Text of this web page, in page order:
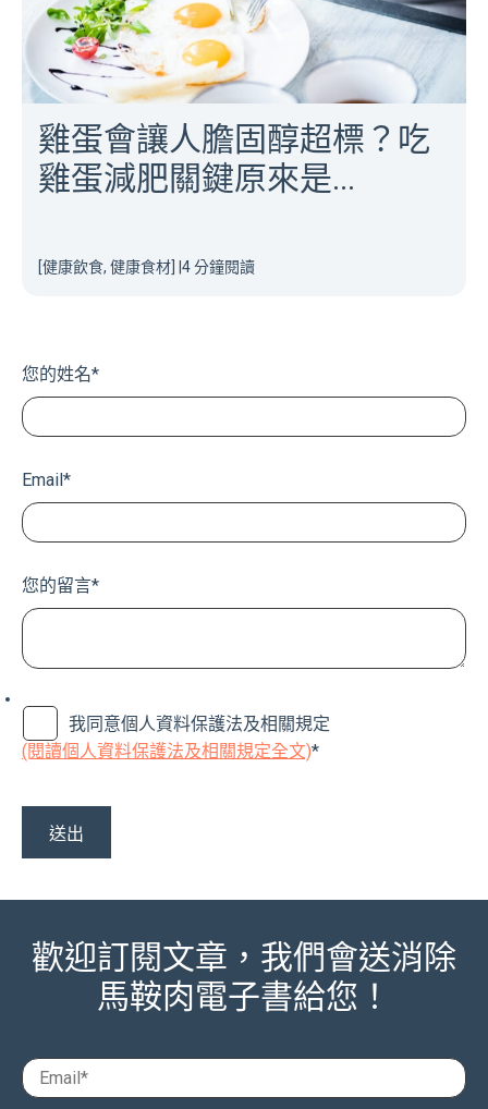
雞蛋會讓人膽固醇超標？吃
雞蛋減肥關鍵原來是...
[健康飲食, 健康食材] 4 分鐘閱讀
您的姓名*
Email*
您的留言*
我同意個人資料保護法及相關規定
(閱讀個人資料保護法及相關規定全文)*
歡迎訂閱文章，我們會送消除
馬鞍肉電子書給您！